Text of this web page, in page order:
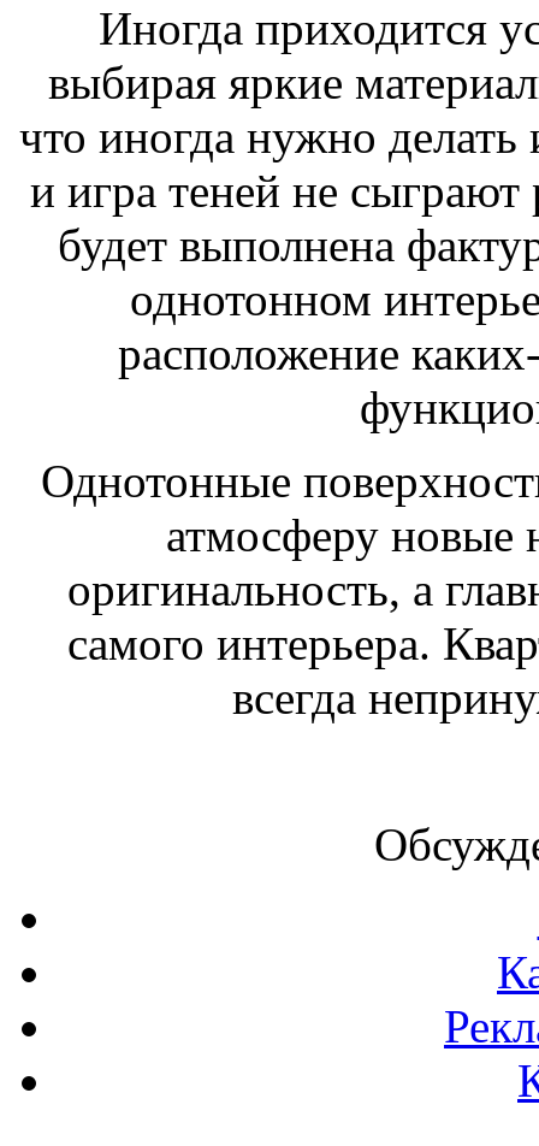
Иногда приходится
выбирая яркие
что иногда нужно
и игра теней не
будет выполнена
однотонном
расположение
Однотонные
атмосферу новые
оригинальность, а
самого интерьера.
всегда